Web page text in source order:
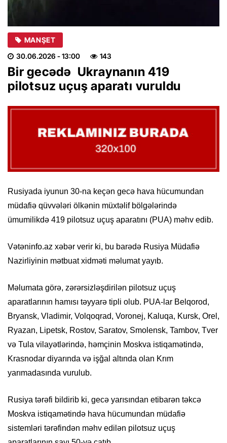
MANŞET
30.06.2026 - 13:00 143
Bir gecədə Ukraynanın 419
pilotsuz uçuş aparatı vuruldu
Rusiyada iyunun 30-na keçən gecə hava hücumundan
müdafiə qüvvələri ölkənin müxtəlif bölgələrində
ümumilikdə 419 pilotsuz uçuş aparatını (PUA) məhv edib.
Vətəninfo.az xəbər verir ki, bu barədə Rusiya Müdafiə
Nazirliyinin mətbuat xidməti məlumat yayıb.
Məlumata görə, zərərsizləşdirilən pilotsuz uçuş
aparatlarının hamısı təyyarə tipli olub. PUA-lar Belqorod,
Bryansk, Vladimir, Volqoqrad, Voronej, Kaluqa, Kursk, Orel,
Ryazan, Lipetsk, Rostov, Saratov, Smolensk, Tambov, Tver
və Tula vilayətlərində, həmçinin Moskva istiqamətində,
Krasnodar diyarında və işğal altında olan Krım
yarımadasında vurulub.
Rusiya tərəfi bildirib ki, gecə yarısından etibarən təkcə
Moskva istiqamətində hava hücumundan müdafiə
sistemləri tərəfindən məhv edilən pilotsuz uçuş